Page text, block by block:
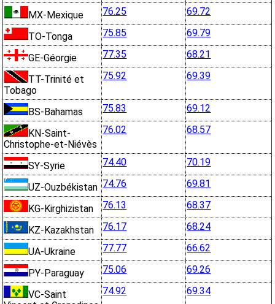
MX-Mexique 76.25 69.72
TO-Tonga 75.85 69.79
GE-Géorgie 77.35 68.21
TT-Trinité et
Tobago
75.92 69.39
BS-Bahamas 75.83 69.12
KN-Saint-
Christophe-et-Niévès
76.02 68.57
SY-Syrie 74.40 70.19
UZ-Ouzbékistan 74.76 69.81
KG-Kirghizistan 76.13 68.37
KZ-Kazakhstan 76.17 68.24
UA-Ukraine 77.77 66.62
PY-Paraguay 75.06 69.26
VC-Saint
74.92 69.34